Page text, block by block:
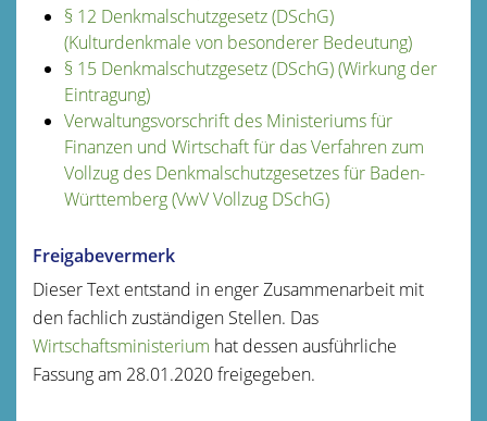
§ 12 Denkmalschutzgesetz (DSchG)
(Kulturdenkmale von besonderer Bedeutung)
§ 15 Denkmalschutzgesetz (DSchG) (Wirkung der
Eintragung)
Verwaltungsvorschrift des Ministeriums für
Finanzen und Wirtschaft für das Verfahren zum
Vollzug des Denkmalschutzgesetzes für Baden-
Württemberg (VwV Vollzug DSchG)
Freigabevermerk
Dieser Text entstand in enger Zusammenarbeit mit
den fachlich zuständigen Stellen. Das
Wirtschaftsministerium hat dessen ausführliche
Fassung am 28.01.2020 freigegeben.